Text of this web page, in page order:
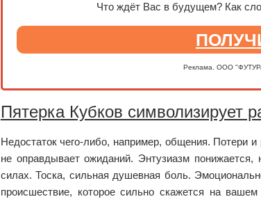
Что ждёт Вас в будущем? Как
Реклама. ООО
Пятерка Кубков символизирует
Недостаток чего-либо, например, общения. Потери
не оправдывает ожиданий. Энтузиазм
силах. Тоска, сильная душевная боль.
происшествие, которое сильно скажется на